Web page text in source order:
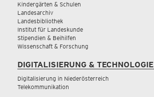
Kindergärten & Schulen
Landesarchiv
Landesbibliothek
Institut für Landeskunde
Stipendien & Beihilfen
Wissenschaft & Forschung
DIGITALISIERUNG & TECHNOLOGIE
Digitalisierung in Niederösterreich
Telekommunikation